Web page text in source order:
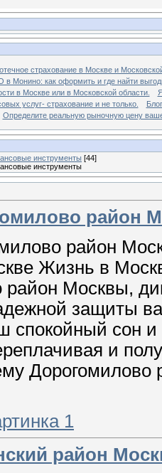
страхование в Москве и
Монино: как оформить и где найти
в Москве или в Московской области.
услуг- страхование и не только.
Блог
Определите реальную рыночную цену
инструменты [44]
инструменты
район
район
Жизнь в
район Москвы,
защиты
спокойный сон
и
1
район